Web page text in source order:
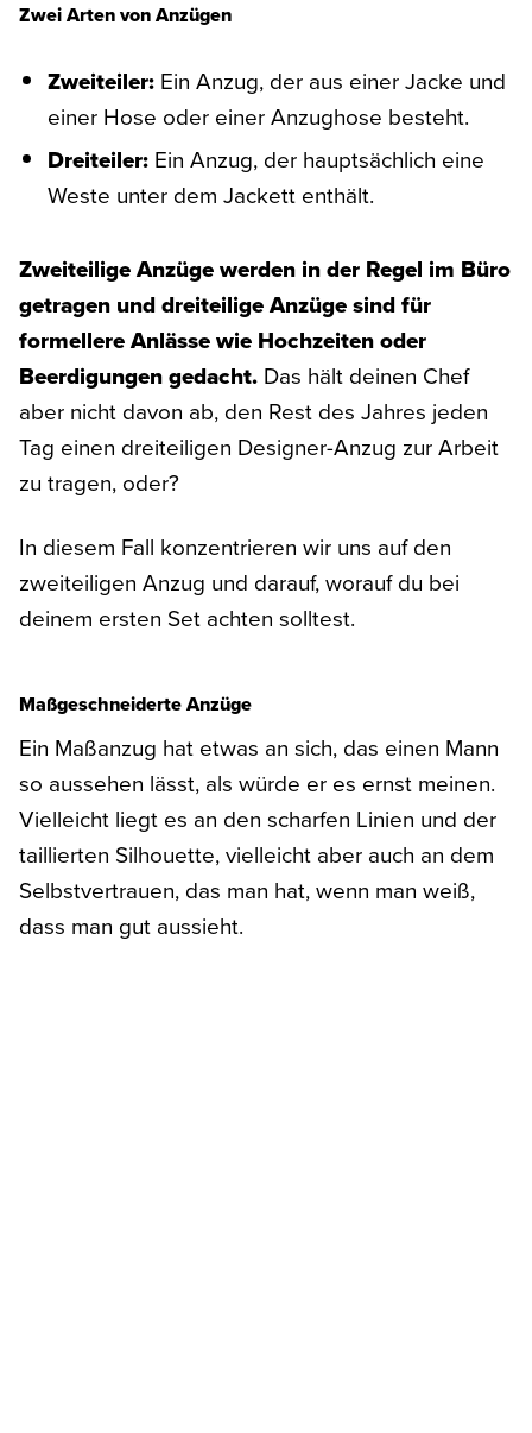
Zwei Arten von Anzügen
Zweiteiler: Ein Anzug, der aus einer Jacke und
einer Hose oder einer Anzughose besteht.
Dreiteiler: Ein Anzug, der hauptsächlich eine
Weste unter dem Jackett enthält.
Zweiteilige Anzüge werden in der Regel im Büro
getragen und dreiteilige Anzüge sind für
formellere Anlässe wie Hochzeiten oder
Beerdigungen gedacht. Das hält deinen Chef
aber nicht davon ab, den Rest des Jahres jeden
Tag einen dreiteiligen Designer-Anzug zur Arbeit
zu tragen, oder?
In diesem Fall konzentrieren wir uns auf den
zweiteiligen Anzug und darauf, worauf du bei
deinem ersten Set achten solltest.
Maßgeschneiderte Anzüge
Ein Maßanzug hat etwas an sich, das einen Mann
so aussehen lässt, als würde er es ernst meinen.
Vielleicht liegt es an den scharfen Linien und der
taillierten Silhouette, vielleicht aber auch an dem
Selbstvertrauen, das man hat, wenn man weiß,
dass man gut aussieht.